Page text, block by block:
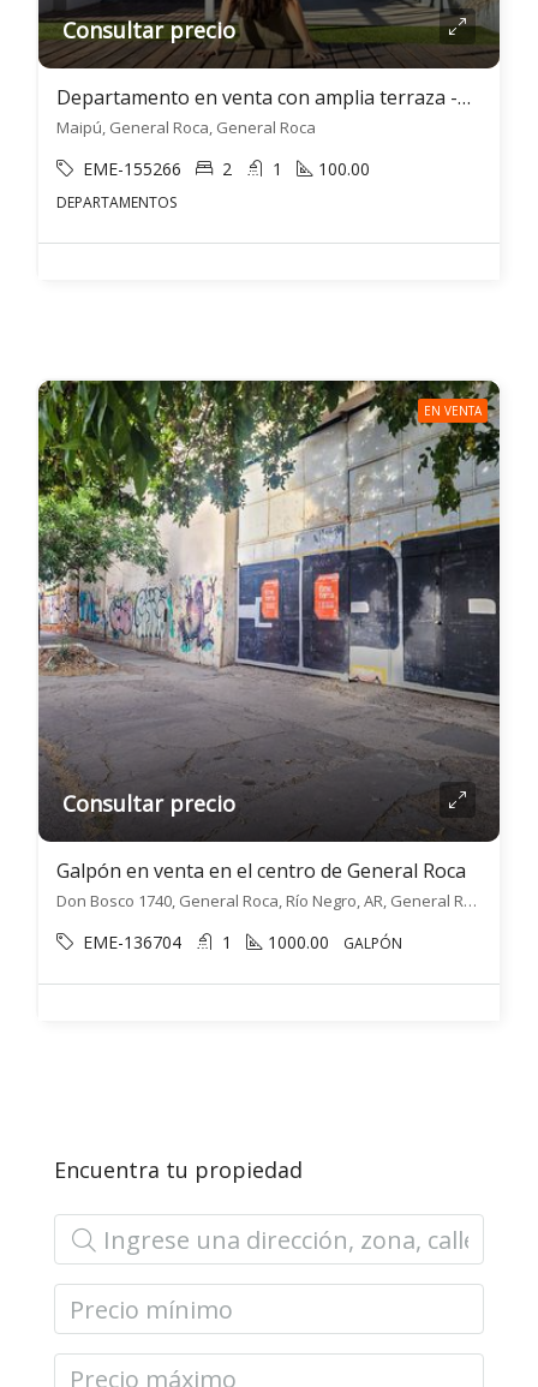
Consultar precio
Departamento en venta con amplia terraza -Departamento Madreselva- General Roca
Maipú, General Roca, General Roca
EME-155266 2 1 100.00
DEPARTAMENTOS
EN VENTA
Consultar precio
Galpón en venta en el centro de General Roca
Don Bosco 1740, General Roca, Río Negro, AR, General Roca, General Roca
EME-136704 1 1000.00 GALPÓN
Encuentra tu propiedad